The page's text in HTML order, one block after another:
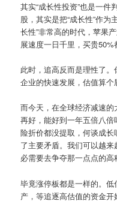
其实“成长性投资”也是一
股，其实是把“成长性”作为
长性”非常高的时代，苹果
展速度一日千里，买贵50%
此时，追高反而是理性了
企业的快速发展，估值算个
而今天，在全球经济减速
再好，能好到一年五倍八
险折价都没提取，何谈成
了主要矛盾。我们可以越
必需要去争夺那一点点的高
毕竟涨停板都是一样的。
产，等追逐高估值的资金开